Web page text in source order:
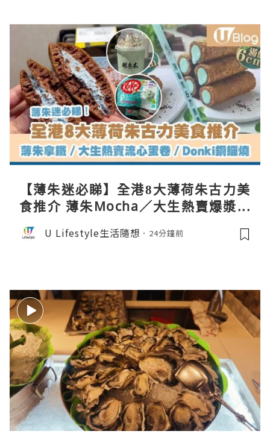
【薄朱迷必睇】全港8大薄荷朱古力美
食推介 薄朱Mocha／大生熱賣爆漿蛋
卷／Donki銅鑼燒
U Lifestyle生活隨想 24分鐘前